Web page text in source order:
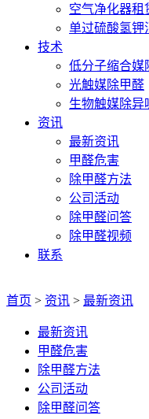
空气净化器租
单过硫酸氢钾
技术
低分子缩合媒
光触媒除甲醛
生物触媒除异
资讯
最新资讯
甲醛危害
除甲醛方法
公司活动
除甲醛问答
除甲醛视频
联系
首页 > 资讯 > 最新资讯
最新资讯
甲醛危害
除甲醛方法
公司活动
除甲醛问答